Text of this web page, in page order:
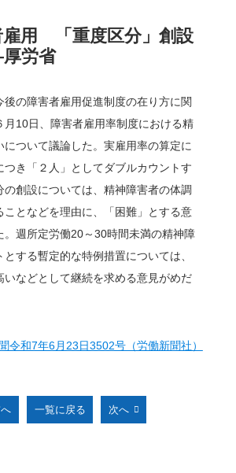
雇用 「重度区分」創設
労省
後の障害者雇用促進制度の在り方に関
月10日、障害者雇用率制度における精
について議論した。実雇用率の算定に
つき「２人」としてダブルカウントす
の創設については、精神障害者の体調
ことなどを理由に、「困難」とする意
。週所定労働20～30時間未満の精神障
する暫定的な特例措置については、
いなどとして継続を求める意見がめだ
令和7年6月23日3502号（労働新聞社）
一覧に戻る 次へ